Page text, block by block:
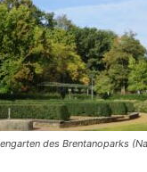
des Brentanoparks